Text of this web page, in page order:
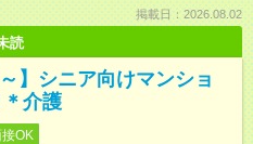
掲載日：2026.08.02
読
】シニア向けマンショ
介護
OK